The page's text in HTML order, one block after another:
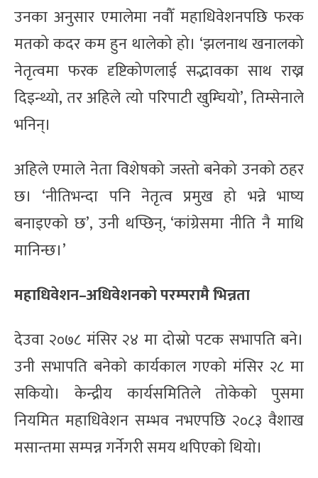
उनका अनुसार एमालेमा नवौँ महाधिवेशनपछि फरक
मतको कदर कम हुन थालेको हो। ‘झलनाथ खनालको
नेतृत्वमा फरक दृष्टिकोणलाई सद्भावका साथ राख्न
दिइन्थ्यो, तर अहिले त्यो परिपाटी खुम्चियो’, तिम्सेनाले
भनिन्।
अहिले एमाले नेता विशेषको जस्तो बनेको उनको ठहर
छ। ‘नीतिभन्दा पनि नेतृत्व प्रमुख हो भन्ने भाष्य
बनाइएको छ’, उनी थप्छिन्, ‘कांग्रेसमा नीति नै माथि
मानिन्छ।’
महाधिवेशन–अधिवेशनको परम्परामै भिन्नता
देउवा २०७८ मंसिर २४ मा दोस्रो पटक सभापति बने।
उनी सभापति बनेको कार्यकाल गएको मंसिर २८ मा
सकियो। केन्द्रीय कार्यसमितिले तोकेको पुसमा
नियमित महाधिवेशन सम्भव नभएपछि २०८३ वैशाख
मसान्तमा सम्पन्न गर्नेगरी समय थपिएको थियो।